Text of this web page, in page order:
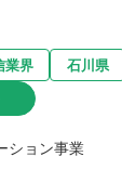
業界 石川県
ション事業